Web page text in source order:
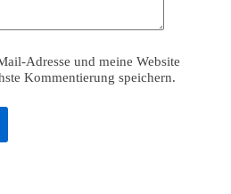
Adresse und meine Website
Kommentierung speichern.